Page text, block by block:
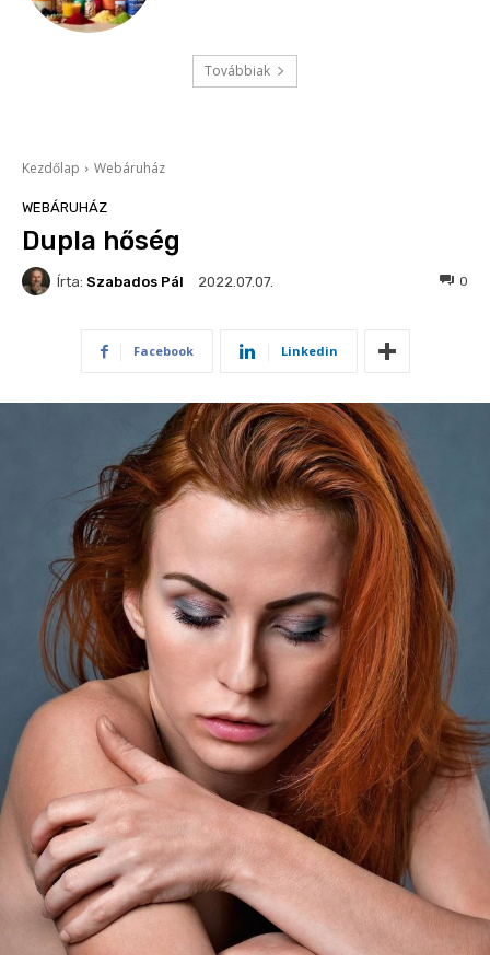
Továbbiak